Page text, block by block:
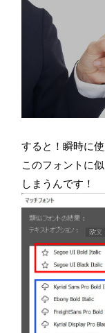
すると！瞬時に
このフォントに
しまうんです！